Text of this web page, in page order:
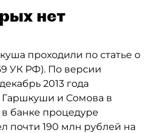
нет
проходили по статье о
УК РФ). По версии
2013 года
Гаршкуши и Сомова в
банке процедуре
почти 190 млн рублей на